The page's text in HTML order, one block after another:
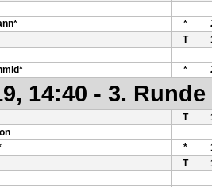
*
T
*
14:40 - 3. Runde
T
*
T